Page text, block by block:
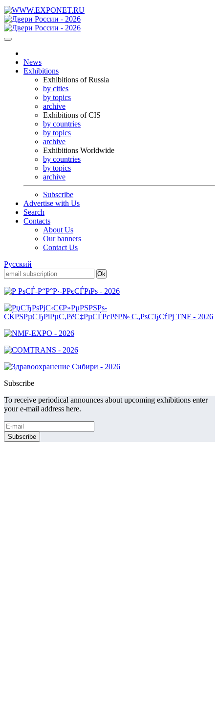
News
Exhibitions
Exhibitions of Russia
by cities
by topics
archive
Exhibitions of CIS
by countries
by topics
archive
Exhibitions Worldwide
by countries
by topics
archive
Subscribe
Advertise with Us
Search
Contacts
About Us
Our banners
Contact Us
Русский
Subscribe
To receive periodical announces about upcoming exhibitions enter
your e-mail address here.